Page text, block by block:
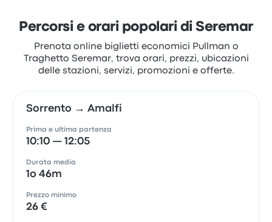
Percorsi e orari popolari di Seremar
Prenota online biglietti economici Pullman o
Traghetto Seremar, trova orari, prezzi, ubicazioni
delle stazioni, servizi, promozioni e offerte.
Sorrento → Amalfi
Prima e ultima partenza
10:10 — 12:05
Durata media
1o 46m
Prezzo minimo
26 €